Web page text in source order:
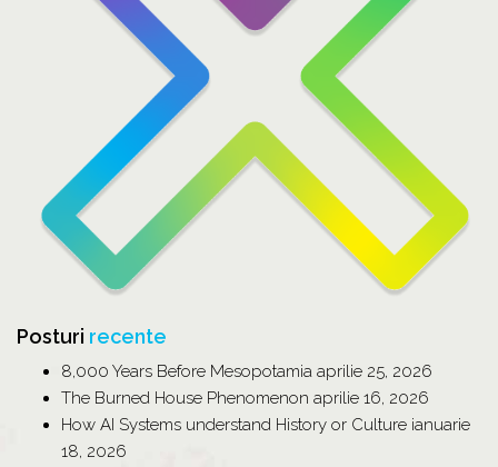
Posturi recente
8,000 Years Before Mesopotamia aprilie 25, 2026
The Burned House Phenomenon aprilie 16, 2026
How AI Systems understand History or Culture ianuarie
18, 2026